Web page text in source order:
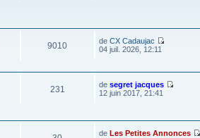
9010 deCX Cadaujac
04 juil. 2026, 12:11
231 desegret jacques
12 juin 2017, 21:41
deLes Petites Annonces